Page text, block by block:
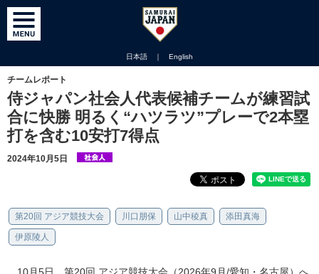
日本語 ｜ English
チームレポート
侍ジャパン社会人代表候補チームが練習試
合に快勝 明るく“ハツラツ”プレーで2本塁
打を含む10安打7得点
2024年10月5日
第20回 アジア競技大会 川口朋保 山中稜真 添田真海
伊原陵人